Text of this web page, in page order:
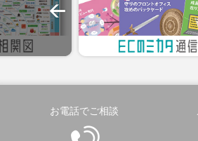
お電話でご相談